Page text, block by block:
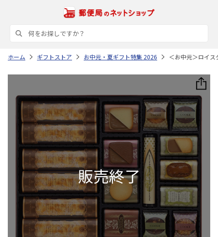
ホーム ギフトストア お中元・夏ギフト特集 2026 ＜お中元＞ロイ